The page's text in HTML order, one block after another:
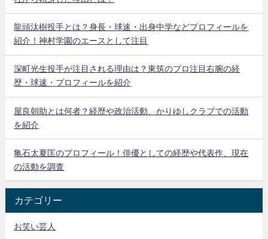
龍頭汰樹投手とは？身長・球速・出身中学などプロフィールを
紹介！神村学園のエースとして注目
深町光生投手が注目される理由は？東筑のプロ注目右腕の経
歴・球速・プロフィールを紹介
屋良朝助とは何者？経歴や政治活動、かりゆしクラブでの活動
を紹介
亀石太夏匡のプロフィール！俳優としての経歴や代表作、現在
の活動を調査
カテゴリー
お笑い芸人